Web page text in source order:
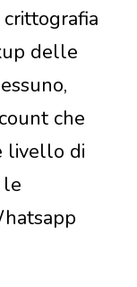
delle
che
livello di
le